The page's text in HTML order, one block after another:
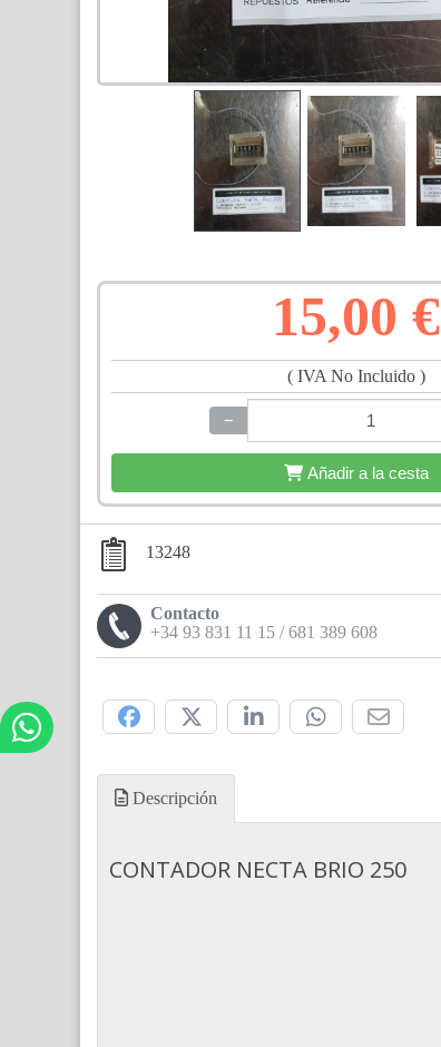
15,00 €
( IVA No Incluido )
−
Añadir a la cesta
13248
Contacto
+34 93 831 11 15 / 681 389 608
Descripción
CONTADOR NECTA BRIO 250